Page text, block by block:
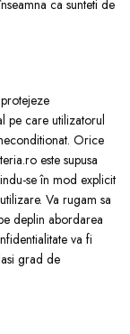
ca sunteti de
pe care utilizatorul
Orice
este supusa
se în mod explicit
Va rugam sa
deplin abordarea
va fi
grad de